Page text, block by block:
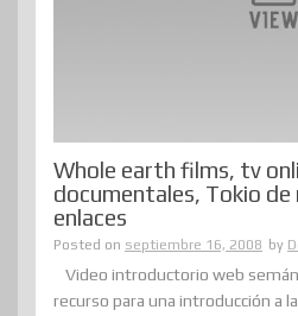
Whole earth films, tv
documentales, Tokio de
enlaces
Posted on septiembre 16, 2008 by
Video introductorio web
recurso para una introducción a